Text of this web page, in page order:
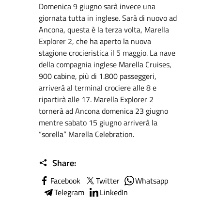
Domenica 9 giugno sarà invece una
giornata tutta in inglese. Sarà di nuovo ad
Ancona, questa è la terza volta, Marella
Explorer 2, che ha aperto la nuova
stagione crocieristica il 5 maggio. La nave
della compagnia inglese Marella Cruises,
900 cabine, più di 1.800 passeggeri,
arriverà al terminal crociere alle 8 e
ripartirà alle 17. Marella Explorer 2
tornerà ad Ancona domenica 23 giugno
mentre sabato 15 giugno arriverà la
“sorella” Marella Celebration.
Share:
Facebook Twitter
Whatsapp
Telegram
LinkedIn